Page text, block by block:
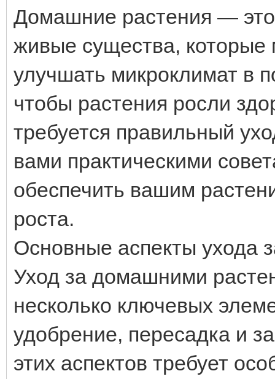
Домашние растения —
живые существа, которые
улучшать микроклимат в
чтобы растения росли
требуется правильный
вами практическими
обеспечить вашим
роста.
Основные аспекты ухода
Уход за домашними
несколько ключевых
удобрение, пересадка и
этих аспектов требует